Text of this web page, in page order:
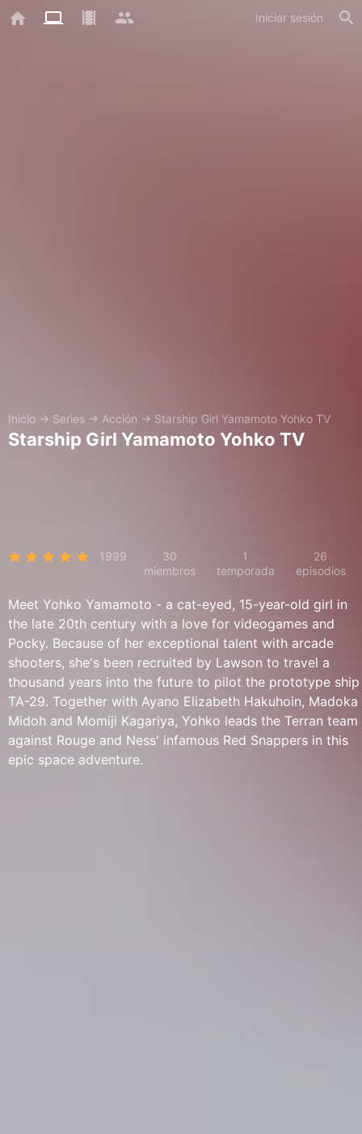
Iniciar sesión
Inicio → Series → Acción → Starship Girl Yamamoto Yohko TV
Starship Girl Yamamoto Yohko TV
1999
30
miembros
1
temporada
26
episodios
Meet Yohko Yamamoto - a cat-eyed, 15-year-old girl in
the late 20th century with a love for videogames and
Pocky. Because of her exceptional talent with arcade
shooters, she's been recruited by Lawson to travel a
thousand years into the future to pilot the prototype ship
TA-29. Together with Ayano Elizabeth Hakuhoin, Madoka
Midoh and Momiji Kagariya, Yohko leads the Terran team
against Rouge and Ness' infamous Red Snappers in this
epic space adventure.